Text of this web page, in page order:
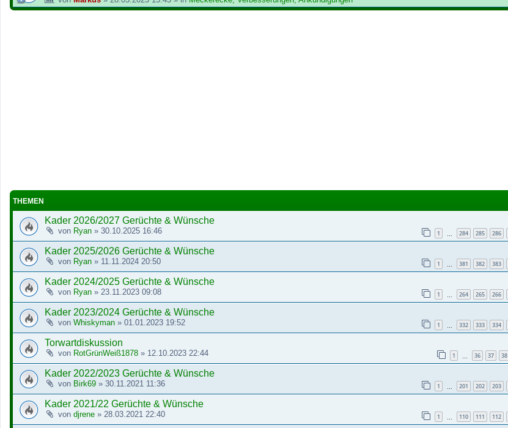
THEMEN
Kader 2026/2027 Gerüchte & Wünsche
von Ryan » 30.10.2025 16:46 1 284 285 286
Kader 2025/2026 Gerüchte & Wünsche
von Ryan » 11.11.2024 20:50 1 381 382 383
Kader 2024/2025 Gerüchte & Wünsche
von Ryan » 23.11.2023 09:08 1 264 265 266
Kader 2023/2024 Gerüchte & Wünsche
von Whiskyman » 01.01.2023 19:52 1 332 333 334
Torwartdiskussion
von RotGrünWeiß1878 » 12.10.2023 22:44 1 36 37 38
Kader 2022/2023 Gerüchte & Wünsche
von Birk69 » 30.11.2021 11:36 1 201 202 203
Kader 2021/22 Gerüchte & Wünsche
von djrene » 28.03.2021 22:40 1 110 111 112